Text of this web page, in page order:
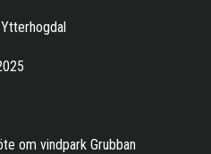
om vindpark Grubban